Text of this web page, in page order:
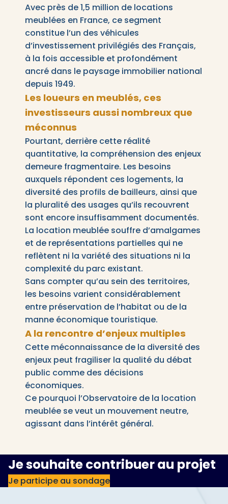
Avec près de 1,5 million de locations
meublées en France, ce segment
constitue l’un des véhicules
d’investissement privilégiés des Français,
à la fois accessible et profondément
ancré dans le paysage immobilier national
depuis 1949.
Les loueurs en meublés, ces
investisseurs aussi nombreux que
méconnus
Pourtant, derrière cette réalité
quantitative, la compréhension des enjeux
demeure fragmentaire. Les besoins
auxquels répondent ces logements, la
diversité des profils de bailleurs, ainsi que
la pluralité des usages qu’ils recouvrent
sont encore insuffisamment documentés.
La location meublée souffre d’amalgames
et de représentations partielles qui ne
reflètent ni la variété des situations ni la
complexité du parc existant.
Sans compter qu’au sein des territoires,
les besoins varient considérablement
entre préservation de l’habitat ou de la
manne économique touristique.
A la rencontre d’enjeux multiples
Cette méconnaissance de la diversité des
enjeux peut fragiliser la qualité du débat
public comme des décisions
économiques.
Ce pourquoi l’Observatoire de la location
meublée se veut un mouvement neutre,
agissant dans l’intérêt général.
Je souhaite contribuer au projet
Je participe au sondage